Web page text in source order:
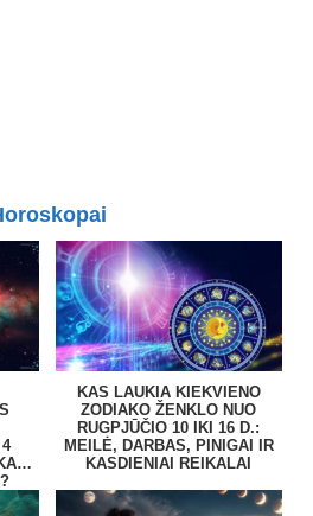
KAS LAUKIA KIEKVIENO
ZODIAKO ŽENKLO NUO
RUGPJŪČIO 10 IKI 16 D.:
MEILĖ, DARBAS, PINIGAI IR
KASDIENIAI REIKALAI